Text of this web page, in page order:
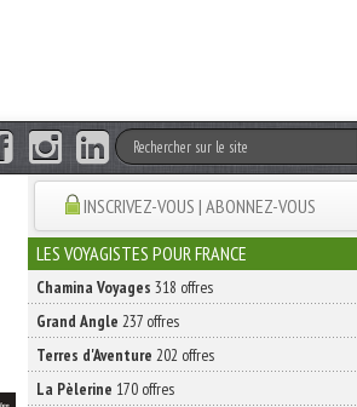
INSCRIVEZ-VOUS | ABONNEZ-VOUS
LES VOYAGISTES POUR FRANCE
Chamina Voyages 318 offres
Grand Angle 237 offres
Terres d'Aventure 202 offres
La Pèlerine 170 offres